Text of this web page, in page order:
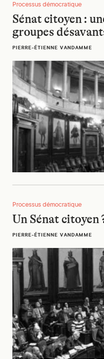
Processus démocratique
Sénat citoyen :
groupes
PIERRE-ÉTIENNE VANDAMME
Processus démocratique
Un Sénat citoyen
PIERRE-ÉTIENNE VANDAMME